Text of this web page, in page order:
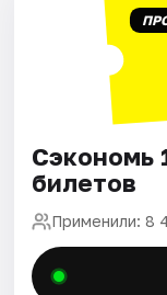
Сэкономь
билетов
Применили: 8